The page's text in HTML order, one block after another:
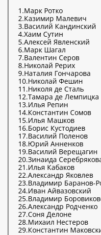
1.Марк Ротко
2.Казимир Малевич
3.Василий Кандинский
4.Хаим Сутин
5.Алексей Явленский
6.Марк Шагал
7.Валентин Серов
8.Николай Рерих
9.Наталия Гончарова
10.Николай Фешин
11.Николя де Сталь
12.Тамара де Лемпицка
13.Илья Репин
14.Константин Сомов
15.Илья Машков
16.Борис Кустодиев
17.Василий Поленов
18.Юрий Анненков
19.Василий Верещагин
20.Зинаида
21.Илья Кабаков
22.Александр Яковлев
23.Владимир Баранов-
24.Иван Айвазовский
25.Владимир
26.Александр Родченко
27.Соня Делоне
28.Михаил Нестеров
29.Константин